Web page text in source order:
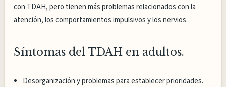
con TDAH, pero tienen más problemas relacionados con la
atención, los comportamientos impulsivos y los nervios.
Síntomas del TDAH en adultos.
Desorganización y problemas para establecer prioridades.